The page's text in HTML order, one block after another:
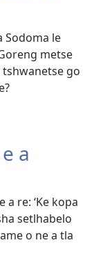
Sodoma le
metse
tshwanetse go
a
re: ‘Ke kopa
setlhabelo
o ne a tla